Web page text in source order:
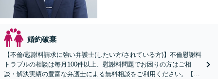
婚約破棄
【不倫/慰謝料請求に強い弁護士(したい方/されている方)】不倫慰謝料
トラブルの相談は毎月100件以上、慰謝料問題でお困りの方はご相
談・解決実績の豊富な弁護士による無料相談をご利用ください。【不